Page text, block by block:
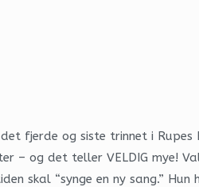
fjerde og siste trinnet i
– og det teller VELDIG
skal “synge en ny sang.”